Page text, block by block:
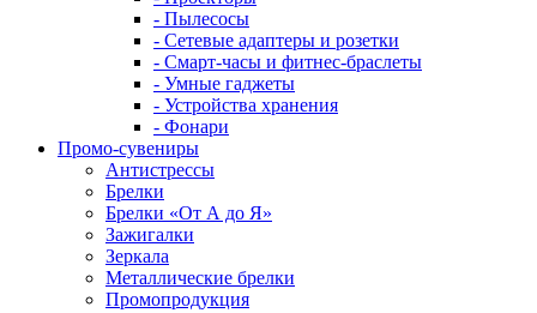
- Пылесосы
- Сетевые адаптеры и розетки
- Смарт-часы и фитнес-браслеты
- Умные гаджеты
- Устройства хранения
- Фонари
Промо-сувениры
Антистрессы
Брелки
Брелки «От А до Я»
Зажигалки
Зеркала
Металлические брелки
Промопродукция